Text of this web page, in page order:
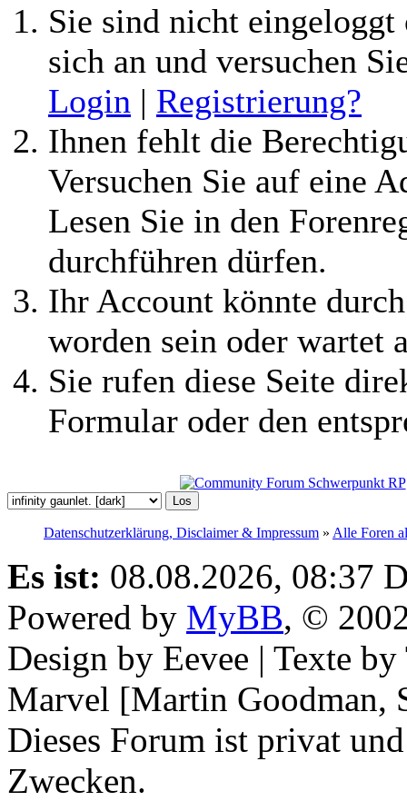
Sie sind nicht
sich an und versuchen
Login | Registrierung?
Ihnen fehlt die
Versuchen Sie auf eine
Lesen Sie in den
durchführen dürfen.
Ihr Account könnte
worden sein oder wartet
Sie rufen diese Seite
Formular oder den
Datenschutzerklärung, Disclaimer & Impressum » Alle Foren
Es ist: 08.08.2026, 08:37
Powered by MyBB, ©
Design by Eevee | Texte
Marvel [Martin Goodman,
Dieses Forum ist privat
Zwecken.